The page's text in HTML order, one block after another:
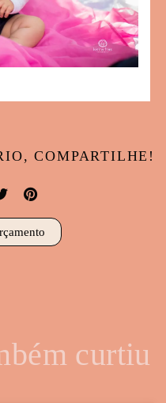
COMPARTILHE!
curtiu